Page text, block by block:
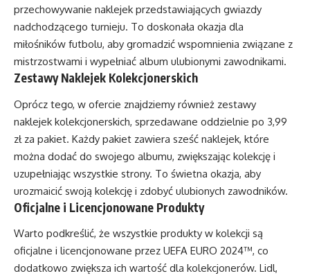
przechowywanie naklejek przedstawiających gwiazdy
nadchodzącego turnieju. To doskonała okazja dla
miłośników futbolu, aby gromadzić wspomnienia związane z
mistrzostwami i wypełniać album ulubionymi zawodnikami.
Zestawy Naklejek Kolekcjonerskich
Oprócz tego, w ofercie znajdziemy również zestawy
naklejek kolekcjonerskich, sprzedawane oddzielnie po 3,99
zł za pakiet. Każdy pakiet zawiera sześć naklejek, które
można dodać do swojego albumu, zwiększając kolekcję i
uzupełniając wszystkie strony. To świetna okazja, aby
urozmaicić swoją kolekcję i zdobyć ulubionych zawodników.
Oficjalne i Licencjonowane Produkty
Warto podkreślić, że wszystkie produkty w kolekcji są
oficjalne i licencjonowane przez UEFA EURO 2024™, co
dodatkowo zwiększa ich wartość dla kolekcjonerów. Lidl,